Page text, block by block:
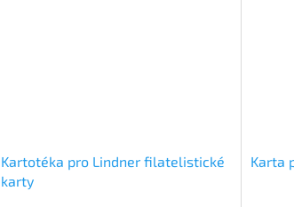
Kartotéka pro Lindner filatelistické
karty
Karta